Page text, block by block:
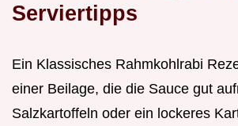
Serviertipps
Ein Klassisches Rahmkohlrabi
einer Beilage, die die Sauce gut
Salzkartoffeln oder ein lockeres